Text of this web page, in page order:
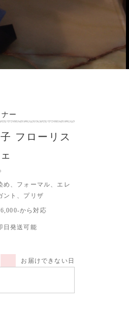
ー
フローリス
め、フォーマル、エレ
ント、プリザ
から対応
日発送可能
お届けできない日